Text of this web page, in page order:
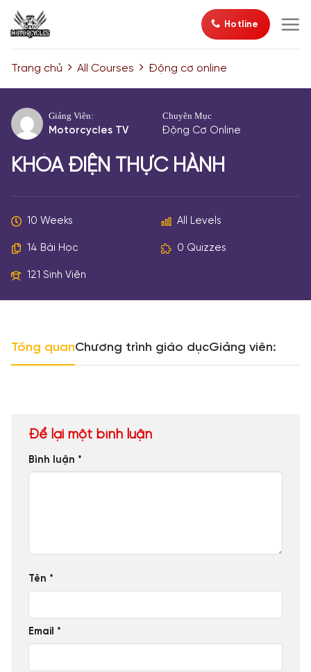
qua
Hotline
Trang chủ All Courses Động cơ online
Giảng Viên:
Motorcycles TV
Chuyên Mục
Động Cơ Online
KHÓA ĐIỆN THỰC HÀNH
10 Weeks All Levels
14 Bài Học 0 Quizzes
121 Sinh Viên
Tổng quanChương trình giáo dụcGiảng viên:
Để lại một bình luận
Bình luận *
Tên *
Email *